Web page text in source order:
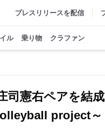
プレスリリースを配信
ル 乗り物 クラファン
司憲右ペアを結
project～